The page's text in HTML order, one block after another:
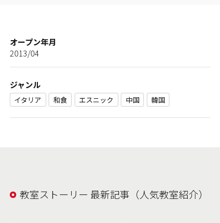
オープン年月
2013/04
ジャンル
イタリア 和食 エスニック 中国 韓国
教室ストーリー 最新記事（人気教室紹介）